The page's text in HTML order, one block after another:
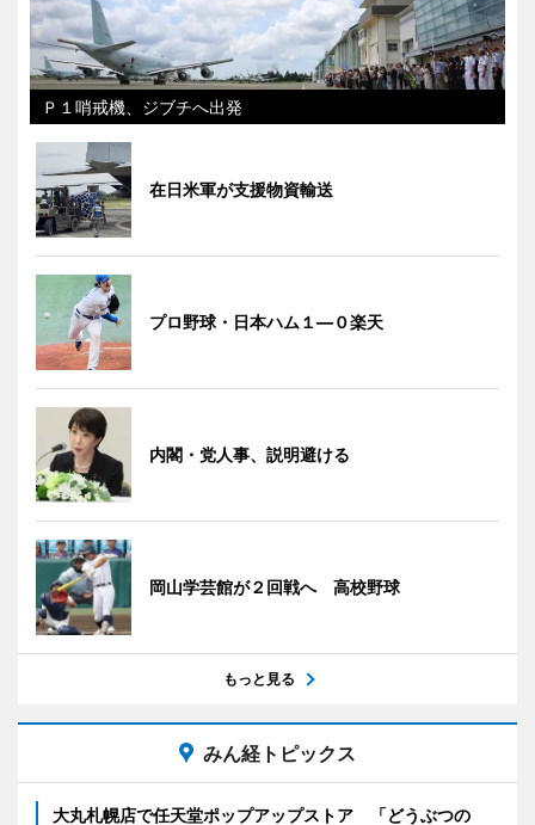
Ｐ１哨戒機、ジブチへ出発
在日米軍が支援物資輸送
プロ野球・日本ハム１―０楽天
内閣・党人事、説明避ける
岡山学芸館が２回戦へ 高校野球
もっと見る
みん経トピックス
大丸札幌店で任天堂ポップアップストア 「どうぶつの